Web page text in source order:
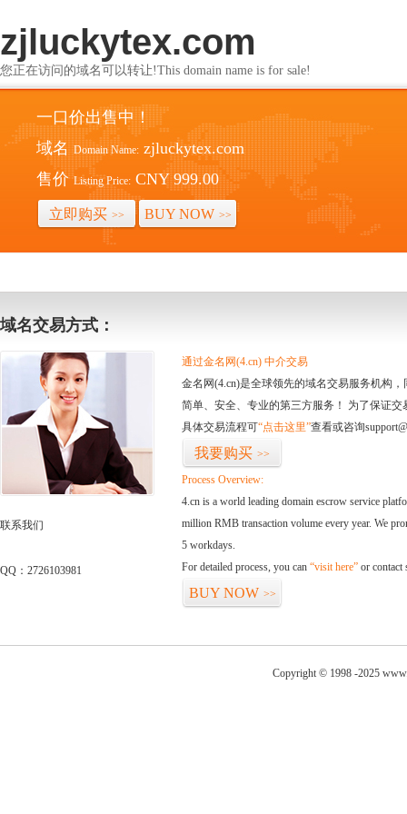
zjluckytex.com
您正在访问的域名可以转让!This domain name is for sale!
一口价出售中！
域名 Domain Name: zjluckytex.com
售价 Listing Price: CNY 999.00
立即购买 >> BUY NOW >>
域名交易方式：
联系我们
QQ：2726103981
通过金名网(4.cn) 中介交易
金名网(4.cn)是全球领先的域名交易服务机构
简单、安全、专业的第三方服务！ 为了保证
具体交易流程可“点击这里”查看或咨询
我要购买 >>
Process Overview:
4.cn is a world leading domain escrow service
million RMB transaction volume every year. We
5 workdays.
For detailed process, you can “visit here” or contact
BUY NOW >>
Copyright © 1998 -2025